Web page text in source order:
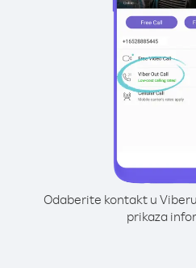
Odaberite kontakt u
prikaza